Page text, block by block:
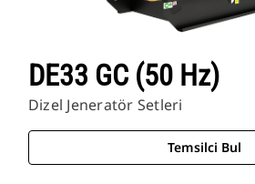
DE33 GC (50 Hz)
Dizel Jeneratör Setleri
Temsilci Bul